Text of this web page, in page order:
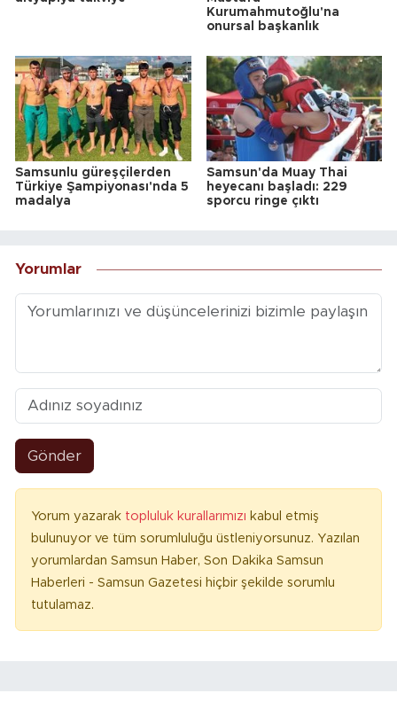
Kurumahmutoğlu'na
onursal başkanlık
Samsunlu güreşçilerden
Türkiye Şampiyonası'nda 5
madalya
Samsun'da Muay Thai
heyecanı başladı: 229
sporcu ringe çıktı
Yorumlar
Gönder
Yorum yazarak topluluk kurallarımızı kabul etmiş
bulunuyor ve tüm sorumluluğu üstleniyorsunuz. Yazılan
yorumlardan Samsun Haber, Son Dakika Samsun
Haberleri - Samsun Gazetesi hiçbir şekilde sorumlu
tutulamaz.